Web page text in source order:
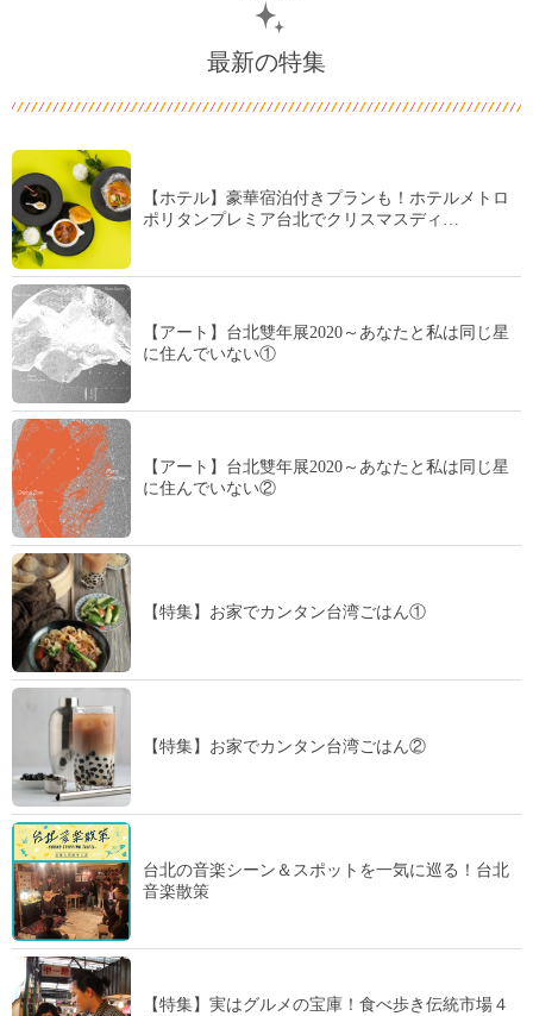
最新の特集
【ホテル】豪華宿泊付きプランも！ホテルメトロ
ポリタンプレミア台北でクリスマスディ…
【アート】台北雙年展2020～あなたと私は同じ星
に住んでいない①
【アート】台北雙年展2020～あなたと私は同じ星
に住んでいない②
【特集】お家でカンタン台湾ごはん①
【特集】お家でカンタン台湾ごはん②
台北の音楽シーン＆スポットを一気に巡る！台北
音楽散策
【特集】実はグルメの宝庫！食べ歩き伝統市場４